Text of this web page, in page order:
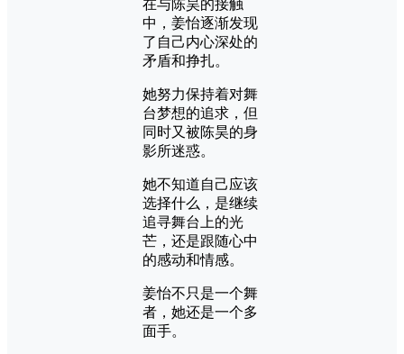
在与陈昊的接触
中，姜怡逐渐发现
了自己内心深处的
矛盾和挣扎。
她努力保持着对舞
台梦想的追求，但
同时又被陈昊的身
影所迷惑。
她不知道自己应该
选择什么，是继续
追寻舞台上的光
芒，还是跟随心中
的感动和情感。
姜怡不只是一个舞
者，她还是一个多
面手。